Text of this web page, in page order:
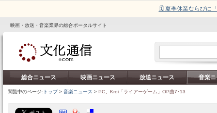
🗓️ 夏季休業ならびに
映画・放送・音楽業界の総合ポータルサイト
総合ニュース 映画ニュース 放送ニュース 音楽
閲覧中のページ: トップ> 音楽ニュース > PC、Kroi「ライアーゲーム」OP曲7･13